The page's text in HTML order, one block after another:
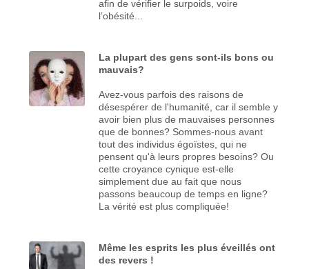
afin de vérifier le surpoids, voire
l’obésité...
La plupart des gens sont-ils bons ou
mauvais?
Avez-vous parfois des raisons de
désespérer de l'humanité, car il semble y
avoir bien plus de mauvaises personnes
que de bonnes? Sommes-nous avant
tout des individus égoïstes, qui ne
pensent qu'à leurs propres besoins? Ou
cette croyance cynique est-elle
simplement due au fait que nous
passons beaucoup de temps en ligne?
La vérité est plus compliquée!
Même les esprits les plus éveillés ont
des revers !